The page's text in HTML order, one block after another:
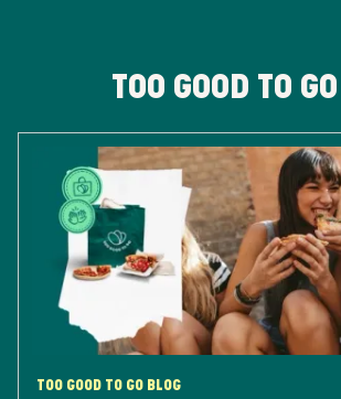
TOO GOOD TO
TOO GOOD TO GO BLOG